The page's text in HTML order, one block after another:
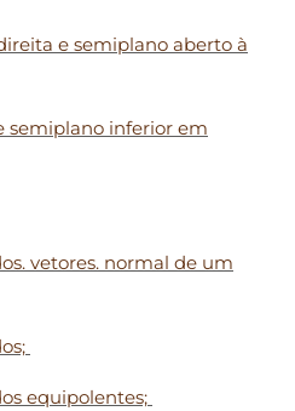
e semiplano aberto à
semiplano inferior em
vetores. normal de um
equipolentes;